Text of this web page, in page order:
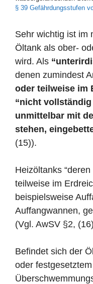
§ 39 Gefährdungsstufen
Sehr wichtig ist im
Öltank als ober-
wird. Als
denen zumindest
oder teilweise im
“nicht
unmittelbar mit
stehen,
(15)).
Heizöltanks
teilweise im
beispielsweise
Auffangwannen,
(Vgl. AwSV §2,
Befindet sich der
oder